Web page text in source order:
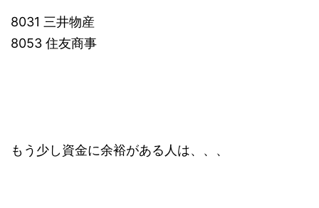
8031 三井物産
8053 住友商事
もう少し資金に余裕がある人は、、、